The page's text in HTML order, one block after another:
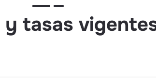
y tasas